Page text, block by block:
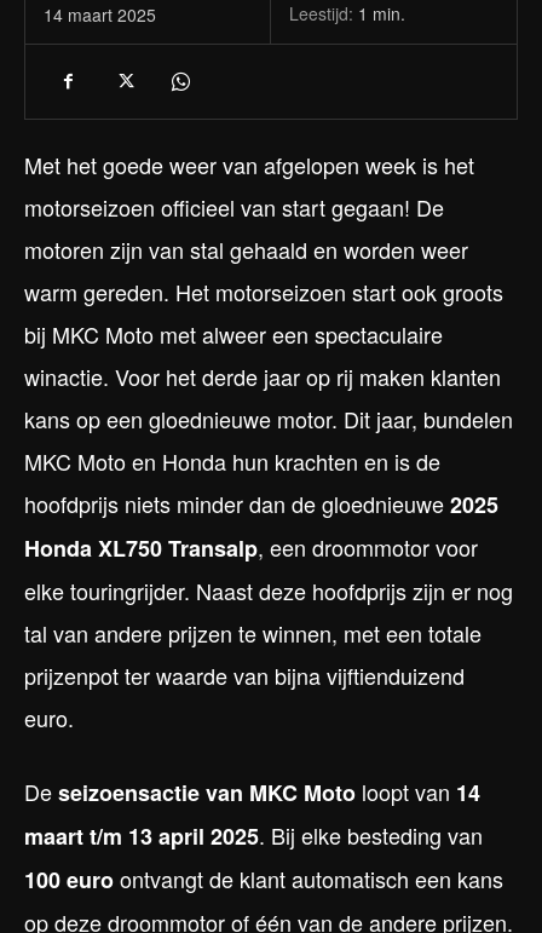
14 maart 2025 Leestijd: 1 min.
Met het goede weer van afgelopen week is het
motorseizoen officieel van start gegaan! De
motoren zijn van stal gehaald en worden weer
warm gereden. Het motorseizoen start ook groots
bij MKC Moto met alweer een spectaculaire
winactie. Voor het derde jaar op rij maken klanten
kans op een gloednieuwe motor. Dit jaar, bundelen
MKC Moto en Honda hun krachten en is de
hoofdprijs niets minder dan de gloednieuwe2025
Honda XL750 Transalp, een droommotor voor
elke touringrijder. Naast deze hoofdprijs zijn er nog
tal van andere prijzen te winnen, met een totale
prijzenpot ter waarde van bijna vijftienduizend
euro.
Deseizoensactie van MKC Moto loopt van 14
maart t/m 13 april 2025. Bij elke besteding van
100 euroontvangt de klant automatisch een kans
op deze droommotor of één van de andere prijzen.